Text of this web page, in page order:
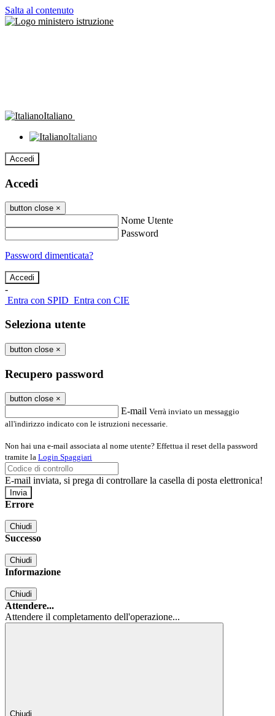
Salta al contenuto
Italiano
Italiano
Accedi
Accedi
button close ×
Nome Utente
Password
Password dimenticata?
-
Entra con SPID Entra con CIE
Seleziona utente
button close ×
Recupero password
button close ×
E-mail Verrà inviato un messaggio
all'indirizzo indicato con le istruzioni necessarie.
Non hai una e-mail associata al nome utente? Effettua il reset della password
tramite la Login Spaggiari
E-mail inviata, si prega di controllare la casella di posta elettronica!
Errore
Chiudi
Successo
Chiudi
Informazione
Chiudi
Attendere...
Attendere il completamento dell'operazione...
Chiudi